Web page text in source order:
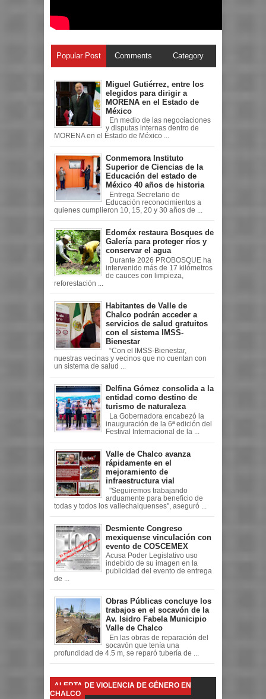
Popular Post Comments Category
Miguel Gutiérrez, entre los
elegidos para dirigir a
MORENA en el Estado de
México
En medio de las negociaciones
y disputas internas dentro de
MORENA en el Estado de México ...
Conmemora Instituto
Superior de Ciencias de la
Educación del estado de
México 40 años de historia
Entrega Secretario de
Educación reconocimientos a
quienes cumplieron 10, 15, 20 y 30 años de ...
Edoméx restaura Bosques de
Galería para proteger ríos y
conservar el agua
Durante 2026 PROBOSQUE ha
intervenido más de 17 kilómetros
de cauces con limpieza,
reforestación ...
Habitantes de Valle de
Chalco podrán acceder a
servicios de salud gratuitos
con el sistema IMSS-
Bienestar
“Con el IMSS-Bienestar,
nuestras vecinas y vecinos que no cuentan con
un sistema de salud ...
Delfina Gómez consolida a la
entidad como destino de
turismo de naturaleza
La Gobernadora encabezó la
inauguración de la 6ª edición del
Festival Internacional de la ...
Valle de Chalco avanza
rápidamente en el
mejoramiento de
infraestructura vial
"Seguiremos trabajando
arduamente para beneficio de
todas y todos los vallechalquenses", aseguró ...
Desmiente Congreso
mexiquense vinculación con
evento de COSCEMEX
Acusa Poder Legislativo uso
indebido de su imagen en la
publicidad del evento de entrega
de ...
Obras Públicas concluye los
trabajos en el socavón de la
Av. Isidro Fabela Municipio
Valle de Chalco
En las obras de reparación del
socavón que tenía una
profundidad de 4.5 m, se reparó tubería de ...
ALERTA DE VIOLENCIA DE GÉNERO EN
CHALCO